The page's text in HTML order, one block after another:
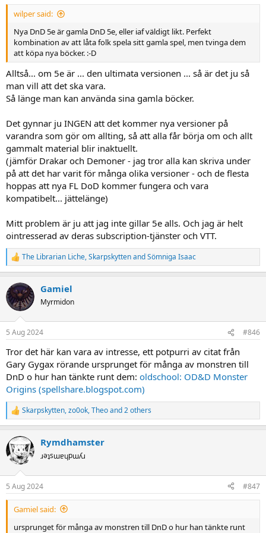
:
wilper said:
Nya DnD 5e är gamla DnD 5e, eller iaf väldigt likt. Perfekt
kombination av att låta folk spela sitt gamla spel, men tvinga dem
att köpa nya böcker. :-D
Alltså... om 5e är ... den ultimata versionen ... så är det ju så
man vill att det ska vara.
Så länge man kan använda sina gamla böcker.
Det gynnar ju INGEN att det kommer nya versioner på
varandra som gör om allting, så att alla får börja om och allt
gammalt material blir inaktuellt.
(jämför Drakar och Demoner - jag tror alla kan skriva under
på att det har varit för många olika versioner - och de flesta
hoppas att nya FL DoD kommer fungera och vara
kompatibelt... jättelänge)
Mitt problem är ju att jag inte gillar 5e alls. Och jag är helt
ointresserad av deras subscription-tjänster och VTT.
R
e
c
t
i
s
The Librarian Liche,SkarpskyttenandSömniga Isaac
Gamiel
Myrmidon
5 Aug 2024 #846
Tror det här kan vara av intresse, ett potpurri av citat från
Gary Gygax rörande ursprunget för många av monstren till
DnD o hur han tänkte runt dem: oldschool: OD&D Monster
Origins (spellshare.blogspot.com)
R
e
c
t
i
s
:
Skarpskytten,zo0ok,Theoand 2 others
Rymdhamster
ɹǝʇsɯɐɥpɯʎɹ
5 Aug 2024 #847
Gamiel said:
ursprunget för många av monstren till DnD o hur han tänkte runt